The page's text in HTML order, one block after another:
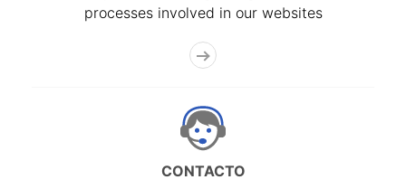
processes involved in our websites
CONTACTO